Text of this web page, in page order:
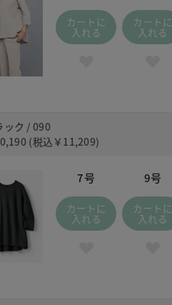
カートに
入れる
カートに
入れる
ック / 090
(税込 ￥11,209)
7号
カートに
入れる
9号
カートに
入れる